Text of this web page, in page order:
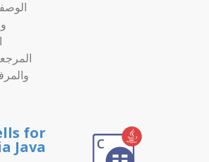
for
Java